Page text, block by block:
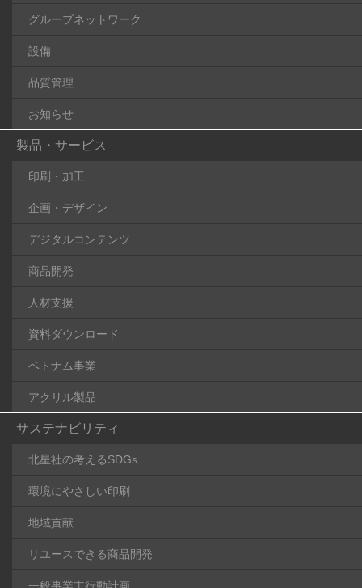
グループネットワーク
設備
品質管理
お知らせ
製品・サービス
印刷・加工
企画・デザイン
デジタルコンテンツ
商品開発
人材支援
資料ダウンロード
ベトナム事業
アクリル製品
サステナビリティ
北星社の考えるSDGs
環境にやさしい印刷
地域貢献
リユースできる商品開発